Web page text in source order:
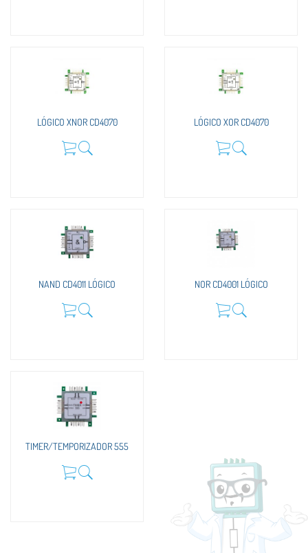
LÓGICO XNOR CD4070 LÓGICO XOR CD4070
NAND CD4011 LÓGICO NOR CD4001 LÓGICO
TIMER/TEMPORIZADOR 555